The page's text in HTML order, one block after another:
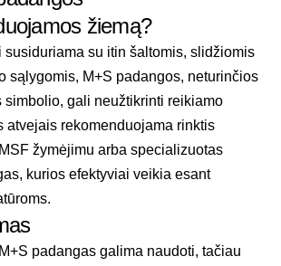
žiemą?
susiduriama su itin šaltomis, slidžiomis
sąlygomis, M+S padangos, neturinčios
simbolio, gali neužtikrinti reikiamo
atvejais rekomenduojama rinktis
žymėjimu arba specializuotas
kurios efektyviai veikia esant
padangas galima naudoti, tačiau